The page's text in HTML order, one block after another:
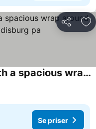
Dela
Cozy 3-bedroom cabin with a spacious wrap around deck located in landisburg pa
Se priser